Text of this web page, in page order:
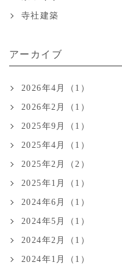
寺社建築
アーカイブ
2026年4月（1）
2026年2月（1）
2025年9月（1）
2025年4月（1）
2025年2月（2）
2025年1月（1）
2024年6月（1）
2024年5月（1）
2024年2月（1）
2024年1月（1）